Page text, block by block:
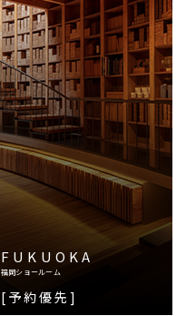
FUKUOKA
福岡ショールーム
[予約優先]